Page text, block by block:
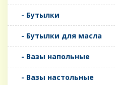
- Бутылки
- Бутылки для масла
- Вазы напольные
- Вазы настольные